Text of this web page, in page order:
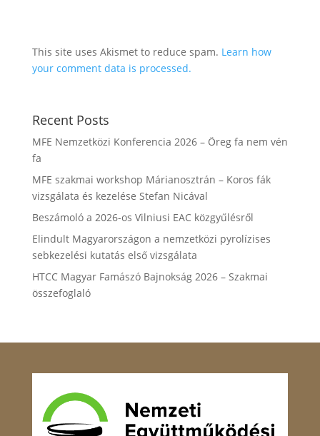
This site uses Akismet to reduce spam. Learn how
your comment data is processed.
Recent Posts
MFE Nemzetközi Konferencia 2026 – Öreg fa nem vén
fa
MFE szakmai workshop Márianosztrán – Koros fák
vizsgálata és kezelése Stefan Nicával
Beszámoló a 2026-os Vilniusi EAC közgyűlésről
Elindult Magyarországon a nemzetközi pyrolízises
sebkezelési kutatás első vizsgálata
HTCC Magyar Famászó Bajnokság 2026 – Szakmai
összefoglaló